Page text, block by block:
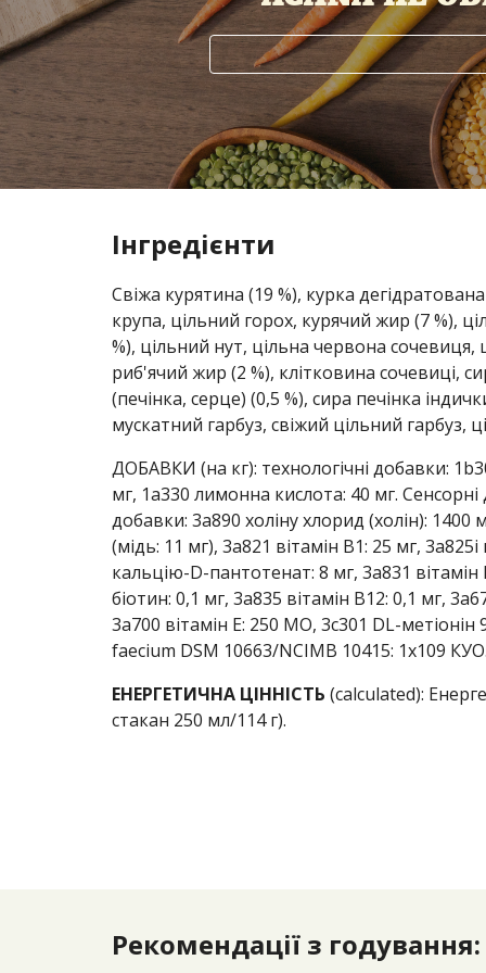
Інгредієнти
Свіжа курятина (19 %), курка
крупа, цільний горох, курячий жир (7 %),
%), цільний нут, цільна червона сочевиця,
риб'ячий жир (2 %), клітковина сочевиці,
(печінка, серце) (0,5 %), сира печінка
мускатний гарбуз, свіжий цільний гарбуз,
ДОБАВКИ (на кг): технологічні добавки:
мг, 1a330 лимонна кислота: 40 мг.
добавки: 3a890 холіну хлорид (холін):
(мідь: 11 мг), 3a821 вітамін В1: 25 мг,
кальцію-D-пантотенат: 8 мг, 3a831
біотин: 0,1 мг, 3a835 вітамін В12: 0,1 мг,
3a700 вітамін Е: 250 МО, 3c301 DL-
faecium DSM 10663/NCIMB 10415: 1x109
ЕНЕРГЕТИЧНА ЦІННІСТЬ (calculated):
стакан 250 мл/114 г).
Рекомендації з годування: